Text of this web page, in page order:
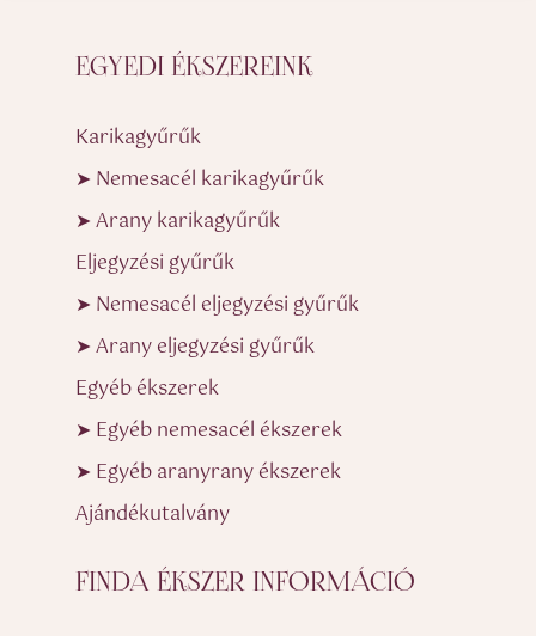
EGYEDI ÉKSZEREINK
Karikagyűrűk
➤ Nemesacél karikagyűrűk
➤ Arany karikagyűrűk
Eljegyzési gyűrűk
➤ Nemesacél eljegyzési gyűrűk
➤ Arany eljegyzési gyűrűk
Egyéb ékszerek
➤ Egyéb nemesacél ékszerek
➤ Egyéb aranyrany ékszerek
Ajándékutalvány
FINDA ÉKSZER INFORMÁCIÓ